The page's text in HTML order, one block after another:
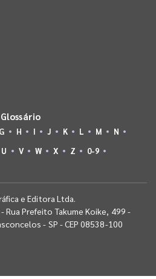
Glossário
G H I J K L M
N
U V W X Z 0-9
e Editora Ltda.
Rua Prefeito Takume Koike, 499 -
- SP - CEP 08538-100